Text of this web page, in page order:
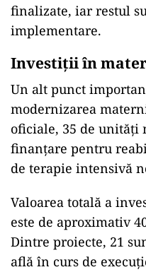
finalizate, iar restul
implementare.
Investiții în
Un alt punct
modernizarea
oficiale, 35 de unități
finanțare pentru
de terapie intensivă
Valoarea totală a
este de aproximativ
Dintre proiecte, 21
află în curs de